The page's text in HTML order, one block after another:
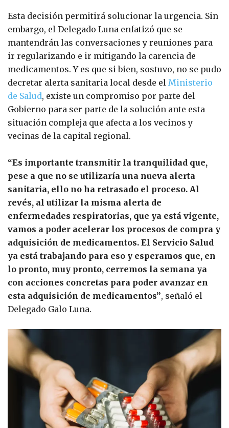
Esta decisión permitirá solucionar la urgencia. Sin
embargo, el Delegado Luna enfatizó que se
mantendrán las conversaciones y reuniones para
ir regularizando e ir mitigando la carencia de
medicamentos. Y es que si bien, sostuvo, no se pudo
decretar alerta sanitaria local desde el Ministerio
de Salud, existe un compromiso por parte del
Gobierno para ser parte de la solución ante esta
situación compleja que afecta a los vecinos y
vecinas de la capital regional.
“Es importante transmitir la tranquilidad que,
pese a que no se utilizaría una nueva alerta
sanitaria, ello no ha retrasado el proceso. Al
revés, al utilizar la misma alerta de
enfermedades respiratorias, que ya está vigente,
vamos a poder acelerar los procesos de compra y
adquisición de medicamentos. El Servicio Salud
ya está trabajando para eso y esperamos que, en
lo pronto, muy pronto, cerremos la semana ya
con acciones concretas para poder avanzar en
esta adquisición de medicamentos”, señaló el
Delegado Galo Luna.